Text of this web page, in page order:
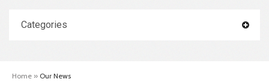
Categories
Home » Our News